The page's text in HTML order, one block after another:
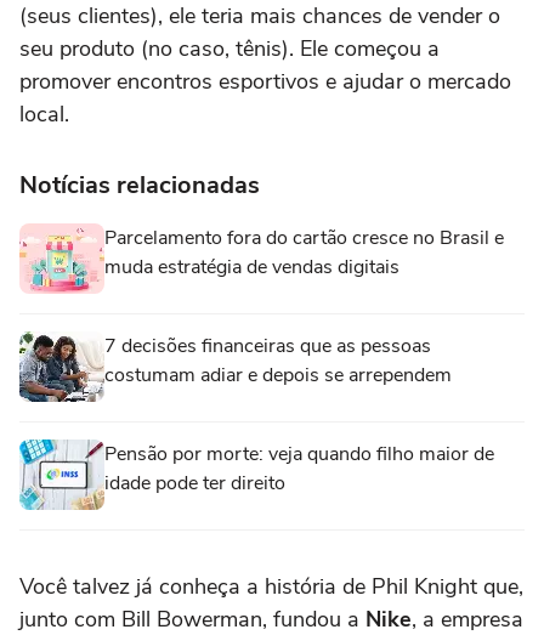
(seus clientes), ele teria mais chances de vender o
seu produto (no caso, tênis). Ele começou a
promover encontros esportivos e ajudar o mercado
local.
Notícias relacionadas
Parcelamento fora do cartão cresce no Brasil e
muda estratégia de vendas digitais
7 decisões financeiras que as pessoas
costumam adiar e depois se arrependem
Pensão por morte: veja quando filho maior de
idade pode ter direito
Você talvez já conheça a história de Phil Knight que,
junto com Bill Bowerman, fundou a Nike, a empresa